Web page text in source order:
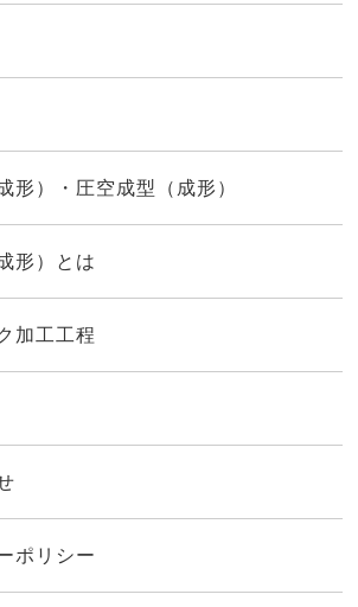
形）・圧空成型（成形）
形）とは
加工工程
ポリシー